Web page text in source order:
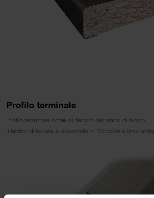
Profilo terminale
Profilo terminale simile al decoro del piano di lavoro
Il labbro di tenuta è disponibile in 10 colori a tinta unita.